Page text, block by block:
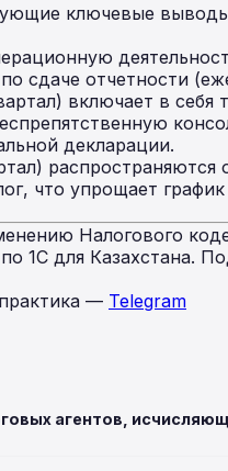
ключевые
сдаче отчетности
включает в себя
декларации.
что упрощает
Налогового
1С для Казахстана.
— Telegram
агентов,